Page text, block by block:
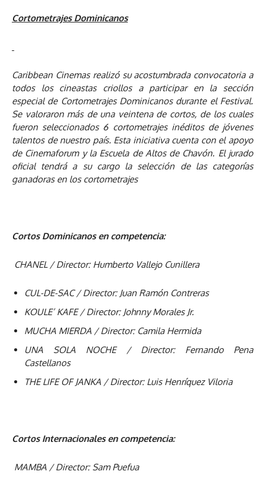
Cortometrajes Dominicanos
Caribbean Cinemas realizó su acostumbrada convocatoria a
todos los cineastas criollos a participar en la sección
especial de Cortometrajes Dominicanos durante el Festival.
Se valoraron más de una veintena de cortos, de los cuales
fueron seleccionados 6 cortometrajes inéditos de jóvenes
talentos de nuestro país. Esta iniciativa cuenta con el apoyo
de Cinemaforum y la Escuela de Altos de Chavón. El jurado
oficial tendrá a su cargo la selección de las categorías
ganadoras en los cortometrajes
Cortos Dominicanos en competencia:
CHANEL / Director: Humberto Vallejo Cunillera
CUL-DE-SAC / Director: Juan Ramón Contreras
KOULE’ KAFE / Director: Johnny Morales Jr.
MUCHA MIERDA / Director: Camila Hermida
UNA SOLA NOCHE / Director: Fernando Pena
Castellanos
THE LIFE OF JANKA / Director: Luis Henríquez Viloria
Cortos Internacionales en competencia:
MAMBA / Director: Sam Puefua